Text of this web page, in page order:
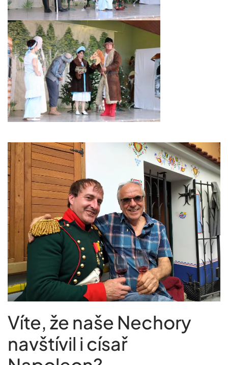
Víte, že naše Nechory
navštívil i císař